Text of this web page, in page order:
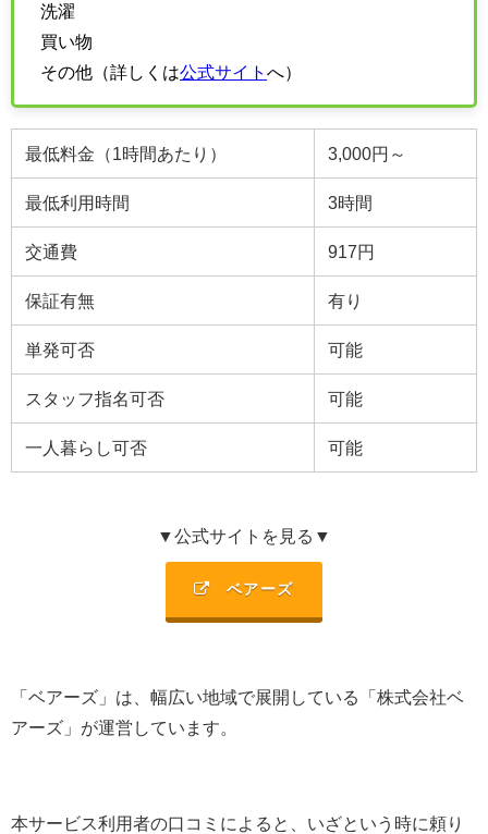
洗濯
買い物
その他（詳しくは公式サイト へ）
最低料金（1時間あたり） 3,000円～
最低利用時間 3時間
交通費 917円
保証有無 有り
単発可否 可能
スタッフ指名可否 可能
一人暮らし可否 可能
▼公式サイトを見る▼
ベアーズ
「ベアーズ」は、幅広い地域で展開している「 株式会社ベ
アーズ 」が運営しています。
本サービス利用者の口コミによると、いざという時に頼り